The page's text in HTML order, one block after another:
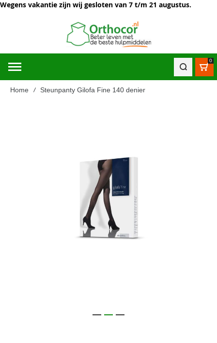
Wegens vakantie zijn wij gesloten van 7 t/m 21 augustus.
0
Home Steunpanty Gilofa Fine 140 denier